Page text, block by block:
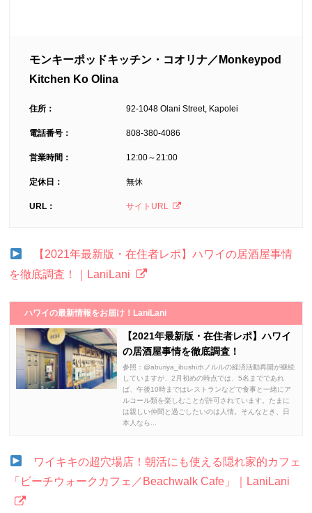
モンキーポッドキッチン・コオリナ／Monkeypod
Kitchen Ko Olina
住所： 92-1048 Olani Street, Kapolei
電話番号： 808-380-4086
営業時間： 12:00～21:00
定休日： 無休
URL： サイトURL
【2021年最新版・在住者レポ】ハワイの居酒屋事情
を徹底調査！｜LaniLani
ハワイの最新情報をお届け！LaniLani
【2021年最新版・在住者レポ】ハワイ
の居酒屋事情を徹底調査！
参照：@aburiya_ibushiホノルルの経済活動再開が継続
していますが、2月初めの時点では、5名までであれ
ば、午後10時まではレストランなどで食事と一緒にア
ルコール類を楽しむことが許可されています。たまに
は親しい仲間と過ごしたいのは人情。そんなとき、日
本人なら...
ワイキキの超穴場店！朝活にも使える隠れ家的カフェ
「ビーチウォークカフェ／Beachwalk Cafe」｜LaniLani